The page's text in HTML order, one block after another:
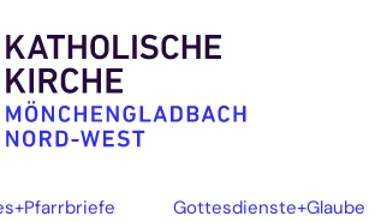
Gottesdienste+Glaube